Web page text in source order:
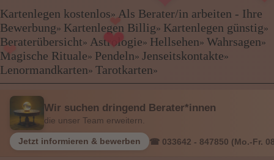
❤
Kartenlegen kostenlos
Als Berater/in arbeiten - Ihre Bewerbung
Kartenlegen Billig
Kartenlegen günstig
Beraterübersicht
Astrologie
Hellsehen
Wahrsagen
Magische Rituale
Pendeln
Kartenlegen kostenlos» Als Berater/in arbeiten - Ihre
Bewerbung» Kartenlegen Billig» Kartenlegen günstig»
Beraterübersicht» Astrologie» Hellsehen» Wahrsagen»
Magische Rituale» Pendeln» Jenseitskontakte»
Lenormandkarten» Tarotkarten»
Wir suchen dringend Berater*innen
die unser Team erweitern.
Jetzt informieren & bewerben ☎ 033642 - 847850 (Mo.-Fr.